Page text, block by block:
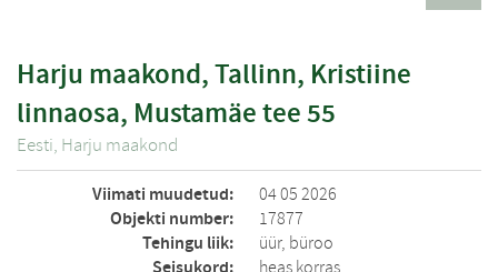
Harju maakond, Tallinn, Kristiine
linnaosa, Mustamäe tee 55
Eesti, Harju maakond
Viimati muudetud: 04 05 2026
Objekti number: 17877
Tehingu liik: üür, büroo
Seisukord: heas korras